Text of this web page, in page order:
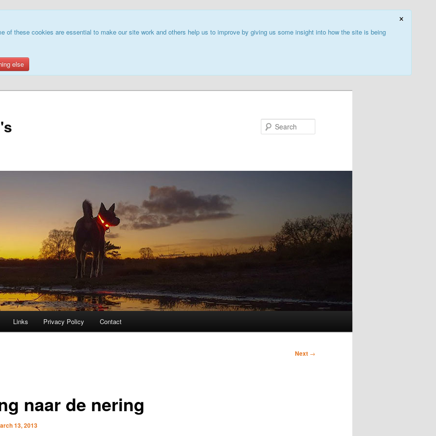
×
of these cookies are essential to make our site work and others help us to improve by giving us some insight into how the site is being
else
Links Privacy Policy Contact
Next →
naar de nering
13, 2013